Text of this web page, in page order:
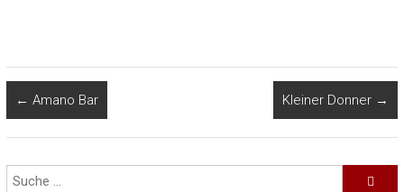
← Amano Bar Kleiner Donner →